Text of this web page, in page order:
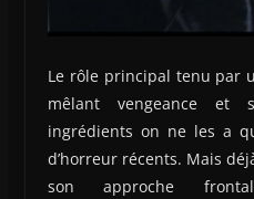
Le rôle principal tenu par
mêlant vengeance et
ingrédients on ne les a
d’horreur récents. Mais
son approche